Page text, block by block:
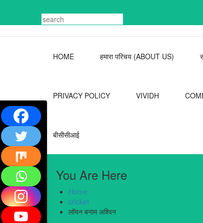
content
HOME हमारा परिचय (ABOUT US)
PRIVACY POLICY VIVIDH
बीसीसीआई
You Are Here
Home
cricket
लॉयन बनाम अश्विन